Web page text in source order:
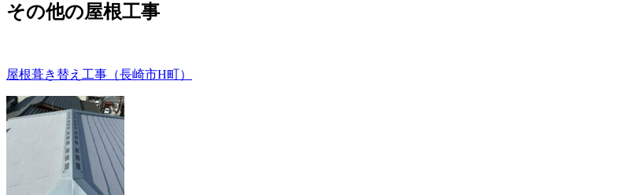
その他の屋根工事
屋根葺き替え工事（長崎市H町）